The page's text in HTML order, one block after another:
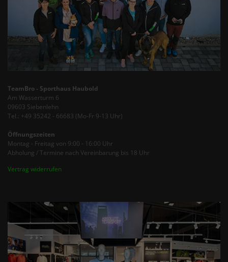
TeamBro - Sporthaus Haubold
Am Wasserturm 6
09603 Siebenlehn
Tel.: +49 35242 - 66683 (Mo-Fr 9-13 Uhr)
Öffnungszeiten
Montag - Freitag von 9:00 - 16:00 Uhr
Abholung / Termine nach Vereinbarung bis 18 Uhr
Vertrag widerrufen